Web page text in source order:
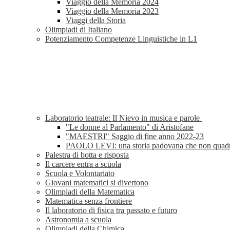
Viaggio della Memoria 2024
Viaggio della Memoria 2023
Viaggi della Storia
Olimpiadi di Italiano
Potenziamento Competenze Linguistiche in L1
Laboratorio teatrale: Il Nievo in musica e parole
"Le donne al Parlamento" di Aristofane
"MAESTRI" Saggio di fine anno 2022-23
PAOLO LEVI: una storia padovana che non
Palestra di botta e risposta
Il carcere entra a scuola
Scuola e Volontariato
Giovani matematici si divertono
Olimpiadi della Matematica
Matematica senza frontiere
Il laboratorio di fisica tra passato e futuro
Astronomia a scuola